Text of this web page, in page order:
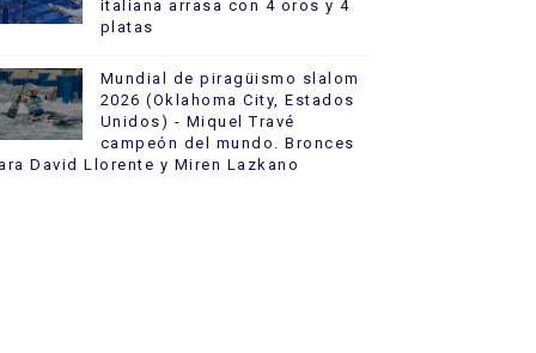
italiana arrasa con 4 oros y 4
platas
Mundial de piragüismo slalom
2026 (Oklahoma City, Estados
Unidos) - Miquel Travé
campeón del mundo. Bronces
David Llorente y Miren Lazkano